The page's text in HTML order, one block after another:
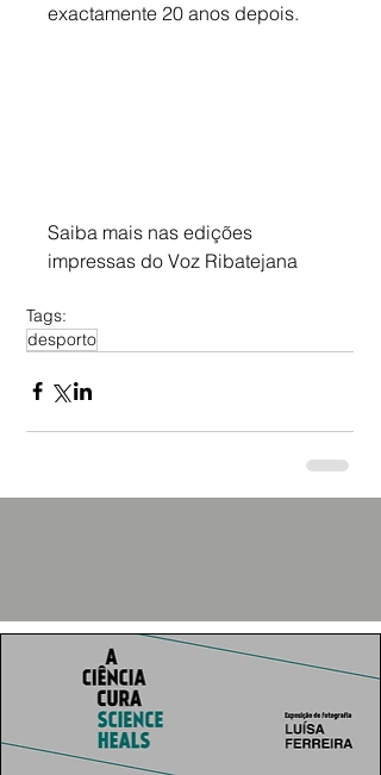
exactamente 20 anos depois.
Saiba mais nas edições
impressas do Voz Ribatejana
Tags:
desporto